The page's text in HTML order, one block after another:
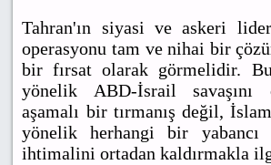
Tahran'ın siyasi ve askeri
operasyonu tam ve nihai bir
bir fırsat olarak görmelidir.
yönelik ABD-İsrail savaşını
aşamalı bir tırmanış değil,
yönelik herhangi bir yabancı
ihtimalini ortadan kaldırmakla